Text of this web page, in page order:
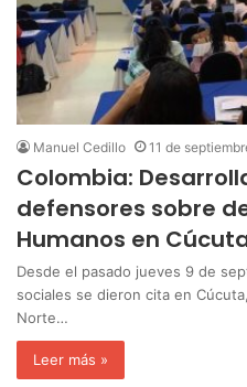
Manuel Cedillo 11 de
Colombia:
defensores sobre
Humanos en
Desde el pasado jueves 9 de
sociales se dieron cita en
Norte…
Leer más »